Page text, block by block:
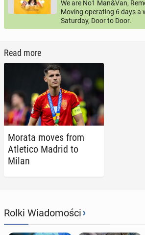
We are No1 Man&Van,
Moving operating 6 days a
Saturday, Door to Door.
Read more
Morata moves from
Atleti­co Madrid to
Milan
Rolki Wiadomości›